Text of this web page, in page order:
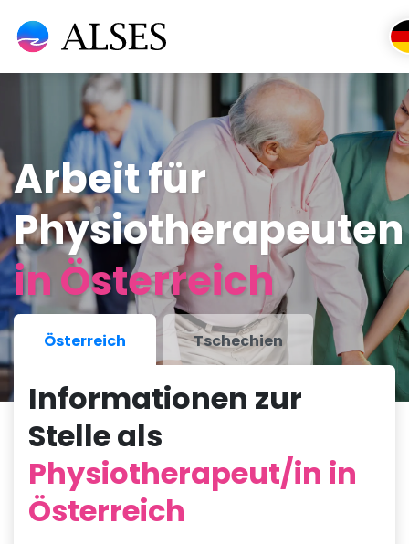
Arbeit für
Physiotherapeuten
in Österreich
Österreich Tschechien
Informationen zur
Stelle als
Physiotherapeut/in in
Österreich